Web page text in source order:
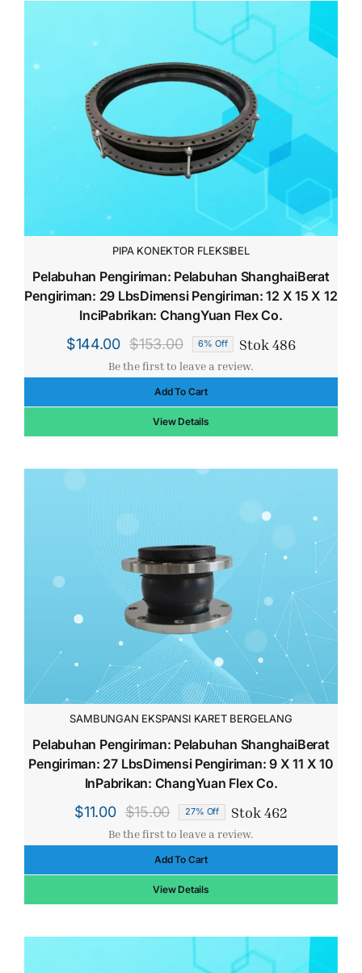
PIPA KONEKTOR FLEKSIBEL
Pelabuhan Pengiriman: Pelabuhan ShanghaiBerat
Pengiriman: 29 LbsDimensi Pengiriman: 12 X 15 X 12
InciPabrikan: ChangYuan Flex Co.
$153.00
Harga
aslinya
adalah:
$153.00.
$144.00
Harga
saat
ini
adalah:
$144.00.
6% Off Stok 486
Be the first to leave a review.
Add To Cart
View Details
SAMBUNGAN EKSPANSI KARET BERGELANG
Pelabuhan Pengiriman: Pelabuhan ShanghaiBerat
Pengiriman: 27 LbsDimensi Pengiriman: 9 X 11 X 10
InPabrikan: ChangYuan Flex Co.
$15.00
Harga
aslinya
adalah:
$15.00.
$11.00
Harga
saat
ini
adalah:
$11.00.
27% Off Stok 462
Be the first to leave a review.
Add To Cart
View Details